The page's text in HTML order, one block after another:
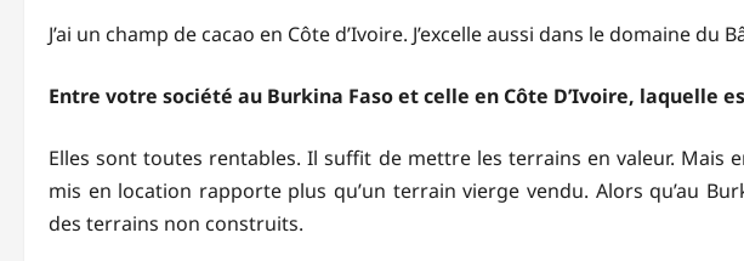
J’ai un champ de cacao en Côte d’Ivoire. J’excelle aussi dans le domaine du
Entre votre société au Burkina Faso et celle en Côte D’Ivoire, laquelle
Elles sont toutes rentables. Il suffit de mettre les terrains en valeur. Mais
mis en location rapporte plus qu’un terrain vierge vendu. Alors qu’au
des terrains non construits.